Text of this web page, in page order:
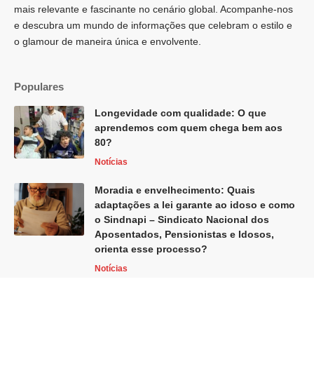
mais relevante e fascinante no cenário global. Acompanhe-nos
e descubra um mundo de informações que celebram o estilo e
o glamour de maneira única e envolvente.
Populares
Longevidade com qualidade: O que
aprendemos com quem chega bem aos
80?
Notícias
Moradia e envelhecimento: Quais
adaptações a lei garante ao idoso e como
o Sindnapi – Sindicato Nacional dos
Aposentados, Pensionistas e Idosos,
orienta esse processo?
Notícias